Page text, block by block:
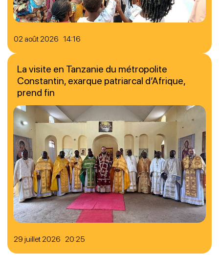
02 août 2026 14:16
29 juillet 2026 20:25
La visite en Tanzanie du métropolite
Constantin, exarque patriarcal d’Afrique,
prend fin